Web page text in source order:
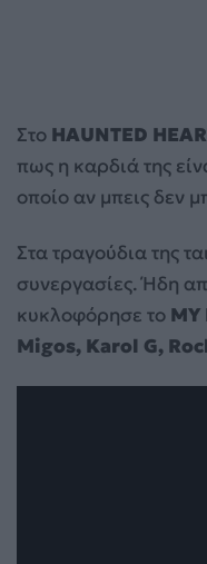
Στο HAUNTED
πως η καρδιά της
οποίο αν μπεις δεν
Στα τραγούδια της
συνεργασίες. Ήδη
κυκλοφόρησε το MY
Migos, Karol G,